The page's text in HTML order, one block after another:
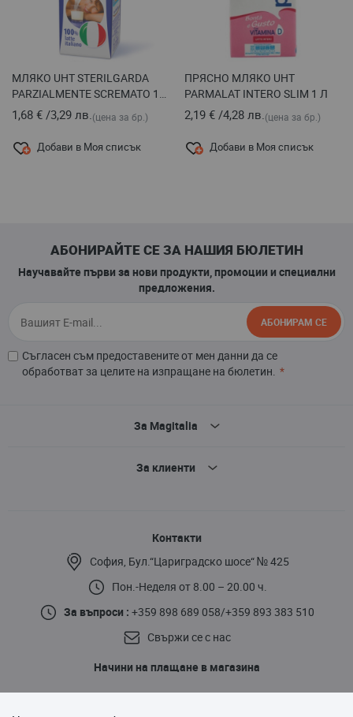
МЛЯКО UHT STERILGARDA
PARZIALMENTE SCREMATO 1
Л
1,68 € /3,29 лв.(цена за бр.)
Добави в Моя списък
ПРЯСНО МЛЯКО UHT
PARMALAT INTERO SLIM 1 Л
2,19 € /4,28 лв.(цена за бр.)
Добави в Моя списък
АБОНИРАЙТЕ СЕ ЗА НАШИЯ БЮЛЕТИН
Научавайте първи за нови продукти, промоции и специални
предложения.
Съгласен съм предоставените от мен данни да се
обработват за целите на изпращане на бюлетин.
АБОНИРАМ СЕ
За Magitalia
За клиенти
Контакти
София, Бул.“Цариградско шосе“ № 425
Пон.-Неделя от 8.00 – 20.00 ч.
За въпроси : +359 898 689 058/+359 893 383 510
Свържи се с нас
Начини на плащане в магазина